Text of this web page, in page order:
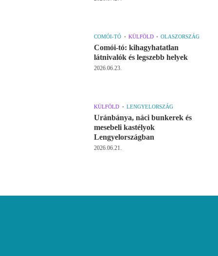
COMÓI-TÓ KÜLFÖLD OLASZORSZÁG
Comói-tó: kihagyhatatlan
látnivalók és legszebb helyek
2026.06.23.
KÜLFÖLD LENGYELORSZÁG
Uránbánya, náci bunkerek és
mesebeli kastélyok
Lengyelországban
2026.06.21.